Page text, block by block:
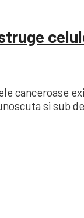
canceroase
si sub